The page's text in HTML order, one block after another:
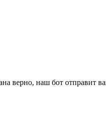
верно, наш бот отправит